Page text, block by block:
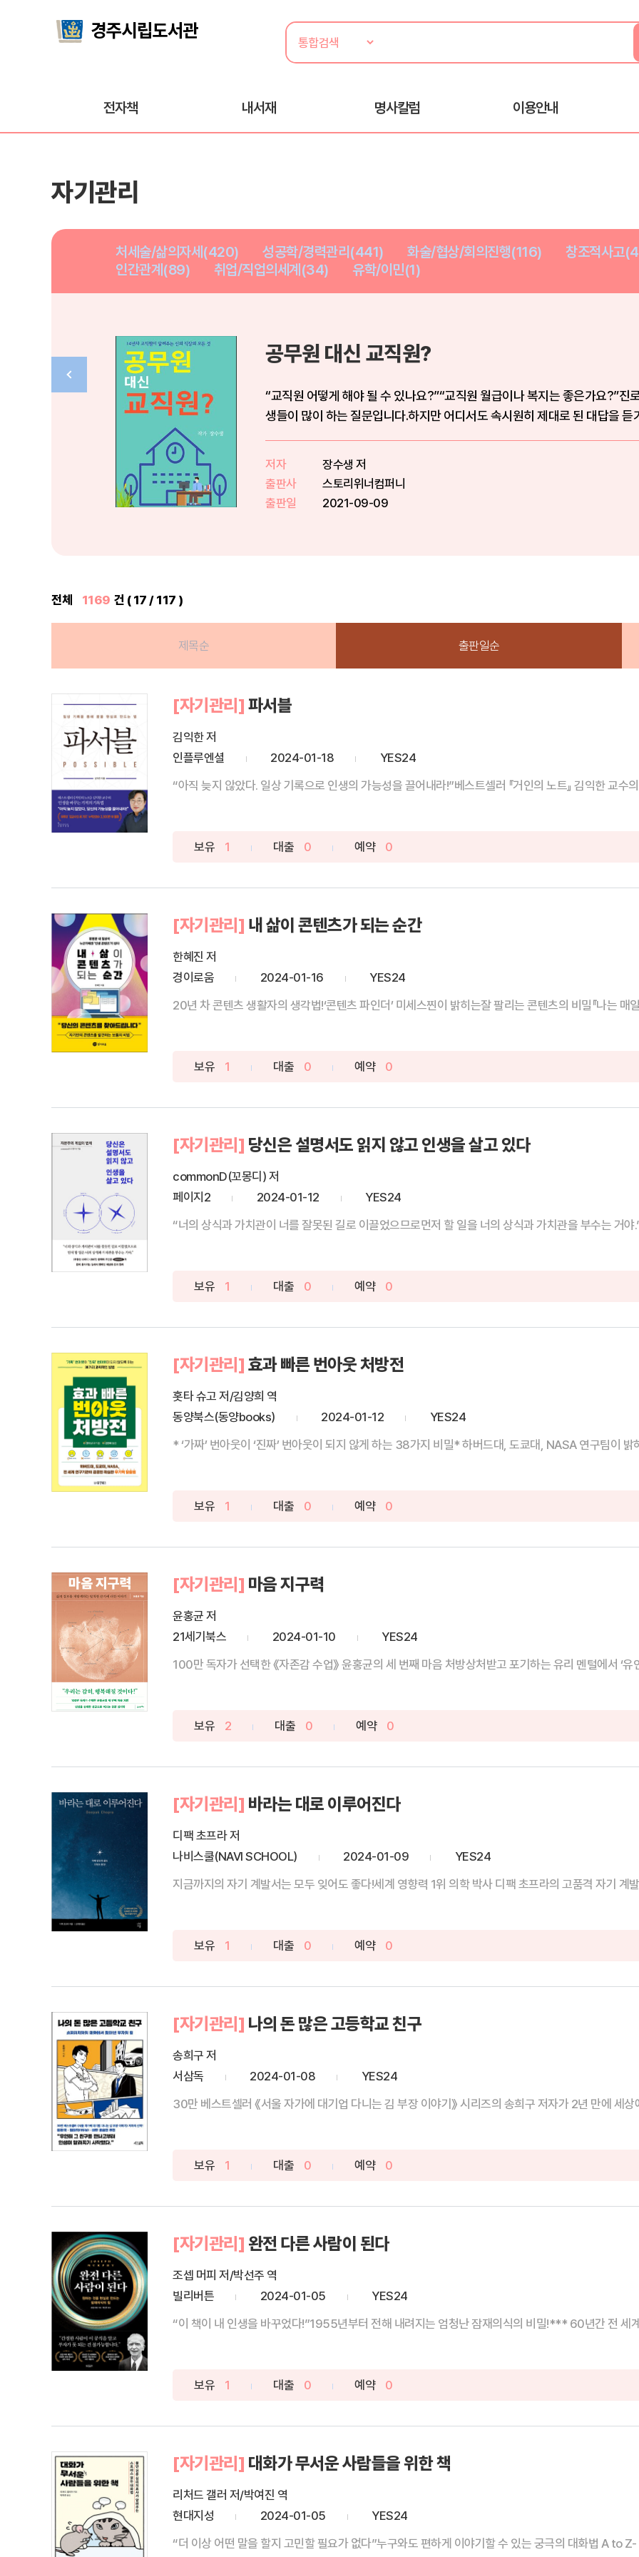
전자책 내서재 명사칼럼 이용안내
자기관리
처세술/삶의자세(420) 성공학/경력관리(441) 화술/협상/회의진행(116) 창조적사고
인간관계(89)
취업/직업의세계(34) 유학/이민(1)
공무원 대신 교직원?
“교직원 어떻게 해야 될 수 있나요?”“교직원 월급이나 복지는 좋은가요?”진
생들이 많이 하는 질문입니다.하지만 어디서도 속시원히 제대로 된 대답을
저자
장수생 저
출판사
스토리위너컴퍼니
출판일
2021-09-09
전체 1169 건 ( 17 / 117 )
제목순 출판일순
[자기관리] 파서블
김익한 저
인플루엔셜
2024-01-18
YES24
“아직 늦지 않았다. 일상 기록으로 인생의 가능성을 끌어내라!”베스트셀러 『거인의 노트』 김익한 교수
보유 1 대출 0 예약 0
[자기관리] 내 삶이 콘텐츠가 되는 순간
한혜진 저
경이로움
2024-01-16
YES24
20년 차 콘텐츠 생활자의 생각법!‘콘텐츠 파인더’ 미세스찐이 밝히는잘 팔리는 콘텐츠의 비밀『나는 매
보유 1 대출 0 예약 0
[자기관리] 당신은 설명서도 읽지 않고 인생을 살고 있다
commonD(꼬몽디) 저
페이지2
2024-01-12
YES24
“너의 상식과 가치관이 너를 잘못된 길로 이끌었으므로먼저 할 일을 너의 상식과 가치관을 부수는 거야
보유 1 대출 0 예약 0
[자기관리] 효과 빠른 번아웃 처방전
홋타 슈고 저/김양희 역
동양북스(동양books)
2024-01-12
YES24
* ‘가짜’ 번아웃이 ‘진짜’ 번아웃이 되지 않게 하는 38가지 비밀* 하버드대, 도쿄대, NASA 연구팀이 밝
보유 1 대출 0 예약 0
[자기관리] 마음 지구력
윤홍균 저
21세기북스
2024-01-10
YES24
100만 독자가 선택한 《자존감 수업》 윤홍균의 세 번째 마음 처방상처받고 포기하는 유리 멘털에서 ‘유
보유 2 대출 0 예약 0
[자기관리] 바라는 대로 이루어진다
디팩 초프라 저
나비스쿨(NAVI SCHOOL)
2024-01-09
YES24
지금까지의 자기 계발서는 모두 잊어도 좋다!세계 영향력 1위 의학 박사 디팩 초프라의 고품격 자기
보유 1 대출 0 예약 0
[자기관리] 나의 돈 많은 고등학교 친구
송희구 저
서삼독
2024-01-08
YES24
30만 베스트셀러 《서울 자가에 대기업 다니는 김 부장 이야기》 시리즈의 송희구 저자가 2년 만에 세상
보유 1 대출 0 예약 0
[자기관리] 완전 다른 사람이 된다
조셉 머피 저/박선주 역
빌리버튼
2024-01-05
YES24
“이 책이 내 인생을 바꾸었다!”1955년부터 전해 내려지는 엄청난 잠재의식의 비밀!*** 60년간 전 세
보유 1 대출 0 예약 0
[자기관리] 대화가 무서운 사람들을 위한 책
리처드 갤러 저/박여진 역
현대지성
2024-01-05
YES24
“더 이상 어떤 말을 할지 고민할 필요가 없다”누구와도 편하게 이야기할 수 있는 궁극의 대화법 A to